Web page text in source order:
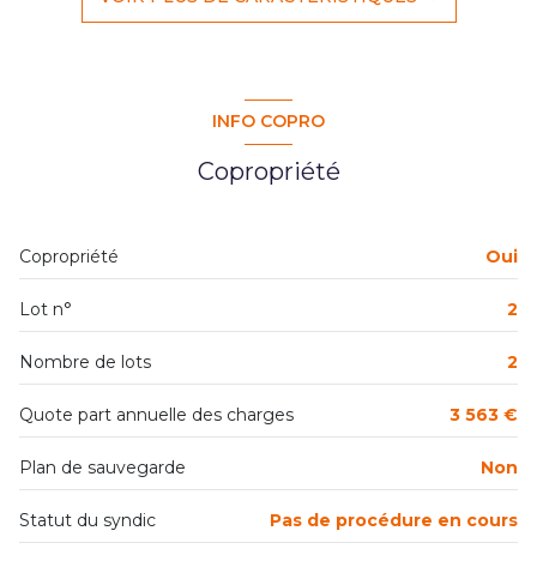
Chauffage collectif : radiateur (fioul)
2 niveau(x)
1 étage(s)
cave
INFO COPRO
Copropriété
Copropriété Oui
Lot n° 2
Nombre de lots 2
Quote part annuelle des charges 3 563 €
Plan de sauvegarde Non
Statut du syndic Pas de procédure en cours